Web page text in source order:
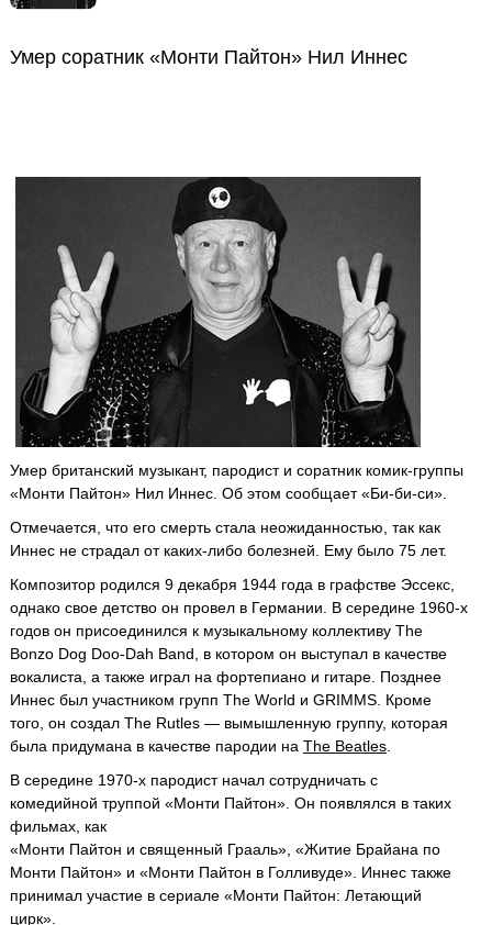
Умер соратник «Монти Пайтон» Нил Иннес
Умер британский музыкант, пародист и соратник комик-группы
«Монти Пайтон» Нил Иннес. Об этом сообщает «Би-би-си».
Отмечается, что его смерть стала неожиданностью, так как
Иннес не страдал от каких-либо болезней. Ему было 75 лет.
Композитор родился 9 декабря 1944 года в графстве Эссекс,
однако свое детство он провел в Германии. В середине 1960-х
годов он присоединился к музыкальному коллективу The
Bonzo Dog Doo-Dah Band, в котором он выступал в качестве
вокалиста, а также играл на фортепиано и гитаре. Позднее
Иннес был участником групп The World и GRIMMS. Кроме
того, он создал The Rutles — вымышленную группу, которая
была придумана в качестве пародии на The Beatles
В середине 1970-х пародист начал сотрудничать с
комедийной труппой «Монти Пайтон». Он появлялся в таких
фильмах, как
«Монти Пайтон и священный Грааль», «Житие Брайана по
Монти Пайтон» и «Монти Пайтон в Голливуде». Иннес также
принимал участие в сериале «Монти Пайтон: Летающий
цирк».